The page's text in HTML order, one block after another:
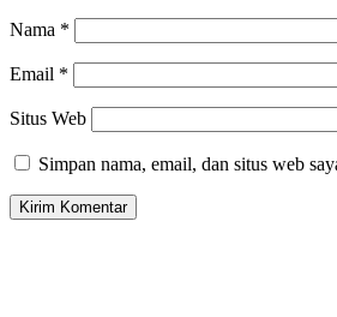
Nama *
Email *
Situs Web
Simpan nama, email, dan situs web